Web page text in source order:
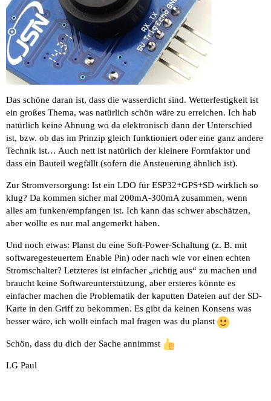
Das schöne daran ist, dass die wasserdicht sind. Wetterfestigkeit ist
ein großes Thema, was natürlich schön wäre zu erreichen. Ich hab
natürlich keine Ahnung wo da elektronisch dann der Unterschied
ist, bzw. ob das im Prinzip gleich funktioniert oder eine ganz andere
Technik ist… Auch nett ist natürlich der kleinere Formfaktor und
dass ein Bauteil wegfällt (sofern die Ansteuerung ähnlich ist).
Zur Stromversorgung: Ist ein LDO für ESP32+GPS+SD wirklich so
klug? Da kommen sicher mal 200mA-300mA zusammen, wenn
alles am funken/empfangen ist. Ich kann das schwer abschätzen,
aber wollte es nur mal angemerkt haben.
Und noch etwas: Planst du eine Soft-Power-Schaltung (z. B. mit
softwaregesteuertem Enable Pin) oder nach wie vor einen echten
Stromschalter? Letzteres ist einfacher „richtig aus“ zu machen und
braucht keine Softwareunterstützung, aber ersteres könnte es
einfacher machen die Problematik der kaputten Dateien auf der SD-
Karte in den Griff zu bekommen. Es gibt da keinen Konsens was
besser wäre, ich wollt einfach mal fragen was du planst
Schön, dass du dich der Sache annimmst
LG Paul